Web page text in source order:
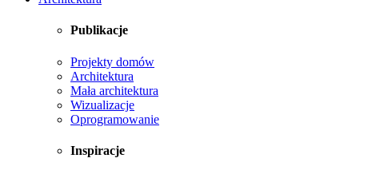
Publikacje
Projekty domów
Architektura
Mała architektura
Wizualizacje
Oprogramowanie
Inspiracje